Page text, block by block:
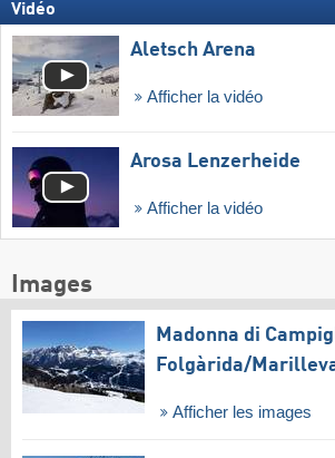
Vidéo
Aletsch Arena
Afficher la vidéo
Arosa Lenzerheide
Afficher la vidéo
Images
Madonna di
Folgàrida/​
Afficher les images